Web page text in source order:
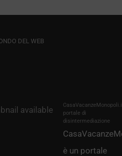
DEL WEB
portale di
disintermediazione
è un portale